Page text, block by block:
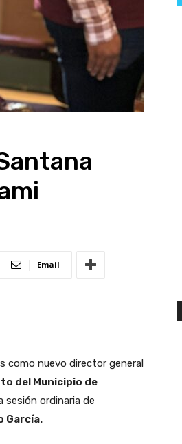
Email
nuevo director general
del Municipio de
sesión ordinaria de
García.